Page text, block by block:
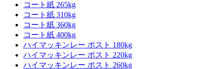
コート紙 265kg
コート紙 310kg
コート紙 360kg
コート紙 400kg
ハイマッキンレー ポスト 180kg
ハイマッキンレー ポスト 220kg
ハイマッキンレー ポスト 260kg